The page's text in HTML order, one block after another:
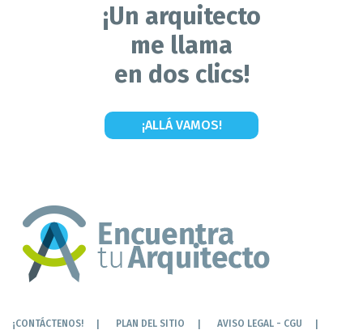
¡Un arquitecto
me llama
en dos clics!
¡ALLÁ VAMOS!
¡CONTÁCTENOS! PLAN DEL SITIO AVISO LEGAL - CGU